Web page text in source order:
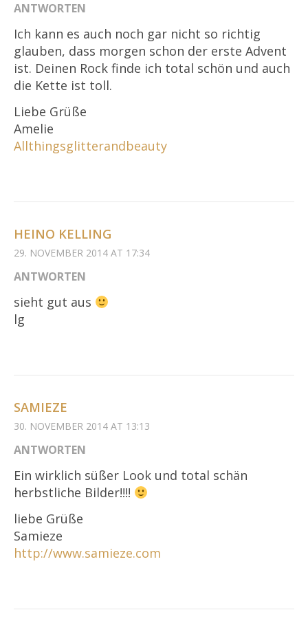
ANTWORTEN
Ich kann es auch noch gar nicht so richtig
glauben, dass morgen schon der erste Advent
ist. Deinen Rock finde ich total schön und auch
die Kette ist toll.
Liebe Grüße
Amelie
Allthingsglitterandbeauty
HEINO KELLING
29. NOVEMBER 2014 AT 17:34
ANTWORTEN
sieht gut aus
lg
SAMIEZE
30. NOVEMBER 2014 AT 13:13
ANTWORTEN
Ein wirklich süßer Look und total schän
herbstliche Bilder!!!!
liebe Grüße
Samieze
http://www.samieze.com